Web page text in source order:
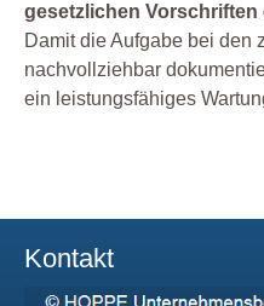
gesetzlichen Vorschriften
Damit die Aufgabe bei den
nachvollziehbar
ein leistungsfähiges
Kontakt